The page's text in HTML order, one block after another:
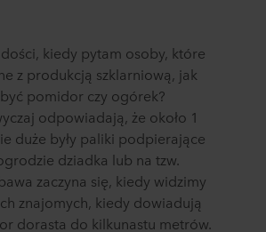
kiedy pytam osoby, które
z produkcją szklarniową, jak
pomidor czy ogórek?
odpowiadają, że około 1
duże były paliki podpierające
dziadka lub na tzw.
zaczyna się, kiedy widzimy
znajomych, kiedy dowiadują
dorasta do kilkunastu metrów.